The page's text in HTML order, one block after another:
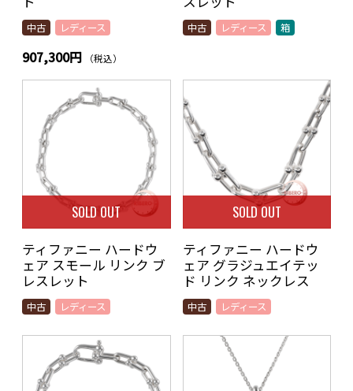
中古 レディース
907,300円 （税込）
中古 レディース 箱
SOLD OUT
ティファニー ハードウ
ェア スモール リンク ブ
レスレット
中古 レディース
SOLD OUT
ティファニー ハードウ
ェア グラジュエイテッ
ド リンク ネックレス
中古 レディース